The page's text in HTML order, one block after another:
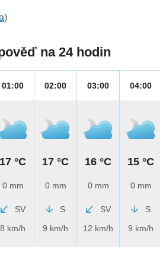
)
na 24 hodin
01:00
17 °C
0 mm
SV
8 km/h
02:00
17 °C
0 mm
S
9 km/h
03:00
16 °C
0 mm
SV
12 km/h
04:00
15 °C
0 mm
S
9 km/h